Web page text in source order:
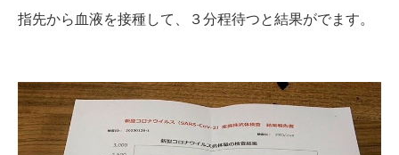
指先から血液を接種して、３分程待つと結果がでます。